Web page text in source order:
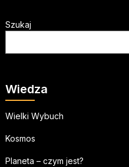
Szukaj
Wiedza
Wielki Wybuch
Kosmos
Planeta – czym jest?